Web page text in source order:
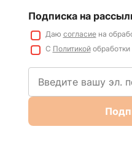
Подписка на
Даю согласиена
С Политикойобработки